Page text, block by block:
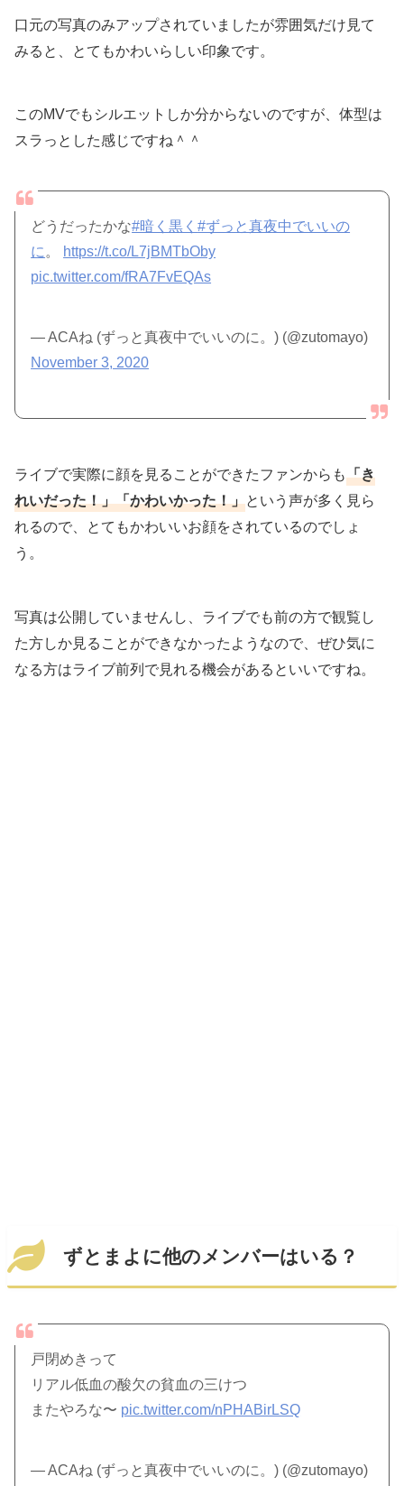
口元の写真のみアップされていましたが雰囲気だけ見て
みると、とてもかわいらしい印象です。
このMVでもシルエットしか分からないのですが、体型は
スラっとした感じですね＾＾
どうだったかな#暗く黒く#ずっと真夜中でいいの
に 。
https://t.co/L7jBMTbOby
pic.twitter.com/fRA7FvEQAs
— ACAね (ずっと真夜中でいいのに。) (@zutomayo)
November 3, 2020
ライブで実際に顔を見ることができたファンからも「き
れいだった！」「かわいかった！」という声が多く見ら
れるので、とてもかわいいお顔をされているのでしょ
う。
写真は公開していませんし、ライブでも前の方で観覧し
た方しか見ることができなかったようなので、ぜひ気に
なる方はライブ前列で見れる機会があるといいですね。
ずとまよに他のメンバーはいる？
戸閉めきって
リアル低血の酸欠の貧血の三けつ
またやろな〜 pic.twitter.com/nPHABirLSQ
— ACAね (ずっと真夜中でいいのに。) (@zutomayo)